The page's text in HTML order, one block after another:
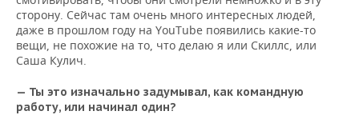
сторону. Сейчас там очень много интересных людей,
даже в прошлом году на YouTube появились какие-то
вещи, не похожие на то, что делаю я или Скиллс, или
Саша Кулич.
— Ты это изначально задумывал, как командную
работу, или начинал один?